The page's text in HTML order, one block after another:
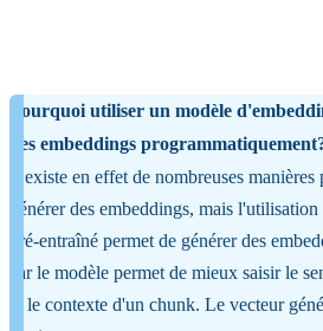
Pourquoi utiliser un modèle
des embeddings
Il existe en effet de nombreuses
générer des embeddings, mais
pré-entraîné permet de générer des
car le modèle permet de mieux saisir le
et le contexte d'un chunk. Le vecteur